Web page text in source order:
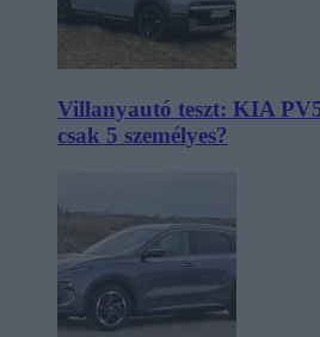
Villanyautó teszt: KIA
csak 5 személyes?